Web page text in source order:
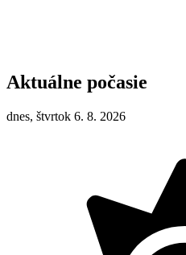
Aktuálne počasie
dnes, štvrtok 6. 8. 2026